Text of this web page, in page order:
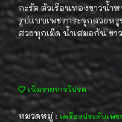
กะรัต ตัวเรือนทองขาวน้ำ
รูปแบบเพชรกระจุกสวยหรู
สวยทุกเม็ด น้ำเสมอกัน ขา
เพิ่มรายการโปรด
หมวดหมู่ :เครื่องประดับเพ